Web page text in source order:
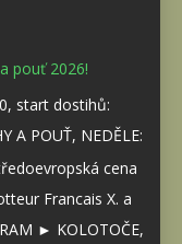
pouť 2026!
start dostihů:
A POUŤ, NEDĚLE:
cena
Francais X. a
► KOLOTOČE,